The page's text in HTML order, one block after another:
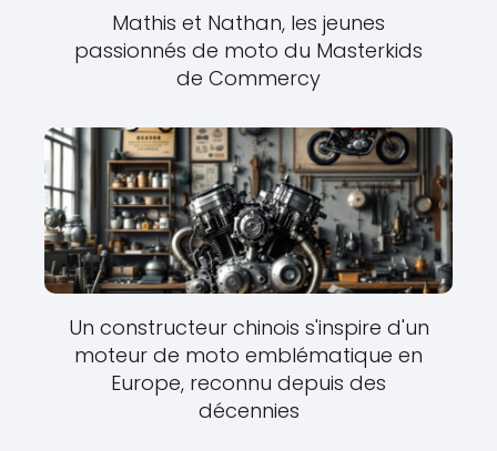
Mathis et Nathan, les jeunes
passionnés de moto du Masterkids
de Commercy
Un constructeur chinois s'inspire d'un
moteur de moto emblématique en
Europe, reconnu depuis des
décennies